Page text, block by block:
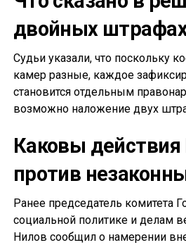
двойных
Судьи указали, что поскольку
камер разные, каждое
становится отдельным
возможно наложение двух
Каковы
против
Ранее председатель комитета
социальной политике и делам
Нилов сообщил о намерении